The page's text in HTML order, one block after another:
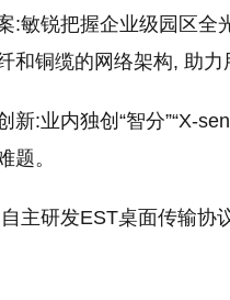
:敏锐把握企业级园区全
和铜缆的网络架构, 助力
新:业内独创“智分”“X-
题。
主研发EST桌面传输协